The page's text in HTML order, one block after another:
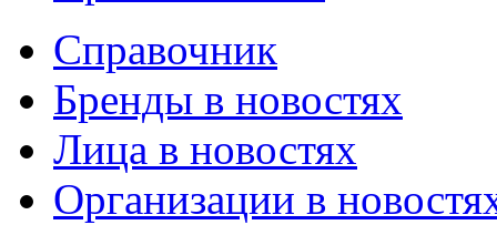
Справочник
Бренды в новостях
Лица в новостях
Организации в